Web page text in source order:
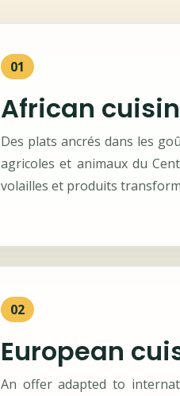
01
African
Des plats ancrés dans les
agricoles et animaux du
volailles et produits
02
European
An offer adapted to